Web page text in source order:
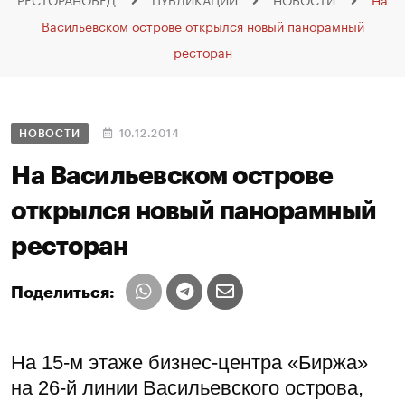
Васильевском острове открылся новый панорамный
ресторан
НОВОСТИ 10.12.2014
На Васильевском острове
открылся новый панорамный
ресторан
Поделиться:
На 15-м этаже бизнес-центра «Биржа»
на 26-й линии Васильевского острова,